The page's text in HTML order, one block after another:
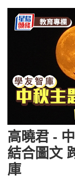
高曉君 -
結合圖文
庫